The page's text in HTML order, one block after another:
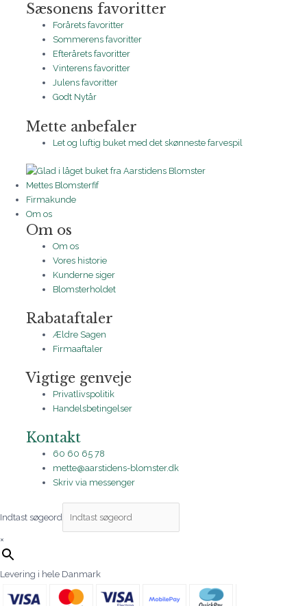
Sæsonens favoritter
Forårets favoritter
Sommerens favoritter
Efterårets favoritter
Vinterens favoritter
Julens favoritter
Godt Nytår
Mette anbefaler
Let og luftig buket med det skønneste farvespil
Mettes Blomsterfif
Firmakunde
Om os
Om os
Om os
Vores historie
Kunderne siger
Blomsterholdet
Rabataftaler
Ældre Sagen
Firmaaftaler
Vigtige genveje
Privatlivspolitik
Handelsbetingelser
Kontakt
60 60 65 78
mette@aarstidens-blomster.dk
Skriv via messenger
Indtast søgeord
×
Levering i hele Danmark